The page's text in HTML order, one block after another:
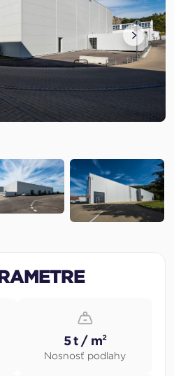
5 t / m²
Nosnosť podlahy